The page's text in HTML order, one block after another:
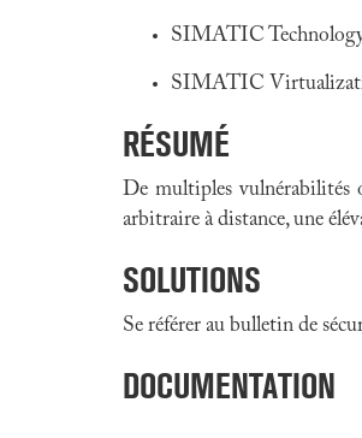
SIMATIC
SIMATIC
RÉSUMÉ
De multiples vulnérabilités
arbitraire à distance, une
SOLUTIONS
Se référer au bulletin de
DOCUMENTATION